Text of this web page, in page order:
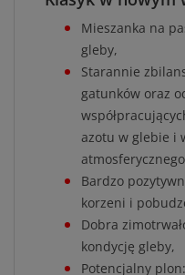
Mieszanka na
gleby,
Starannie
gatunków oraz
azotu w glebie i
Bardzo
korzeni i
Dobra
kondycję gleby,
Potencjalny